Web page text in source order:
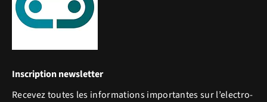
Inscription newsletter
Recevez toutes les informations importantes sur l’electro-